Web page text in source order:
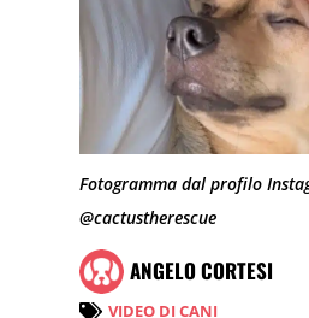
Fotogramma dal profilo
@cactustherescue
ANGELO CORTESI
VIDEO DI CANI